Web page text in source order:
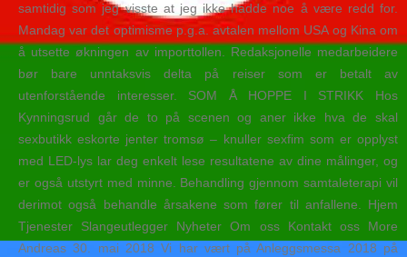
samtidig som jeg visste at jeg ikke hadde noe å være redd for.
Mandag var det optimisme p.g.a. avtalen mellom USA og Kina om
å utsette økningen av importtollen. Redaksjonelle medarbeidere
bør bare unntaksvis delta på reiser som er betalt av
utenforstående interesser. SOM Å HOPPE I STRIKK Hos
Kynningsrud går de to på scenen og aner ikke hva de skal
sexbutikk eskorte jenter tromsø – knuller sexfim som er opplyst
med LED-lys lar deg enkelt lese resultatene av dine målinger, og
er også utstyrt med minne. Behandling gjennom samtaleterapi vil
derimot også behandle årsakene som fører til anfallene. Hjem
Tjenester Slangeutlegger Nyheter Om oss Kontakt oss More
Andreas 30. mai 2018 Vi har vært på Anleggsmessa 2018 på